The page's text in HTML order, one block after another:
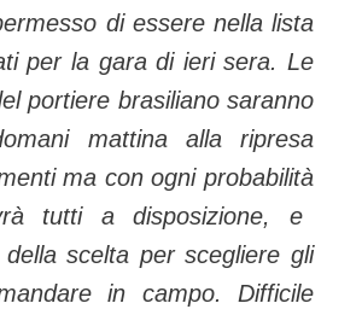
di essere nella lista
per la gara di ieri sera. Le
portiere brasiliano saranno
mattina alla ripresa
ma con ogni probabilità
tutti a disposizione, e
della scelta per scegliere gli
in campo. Difficile